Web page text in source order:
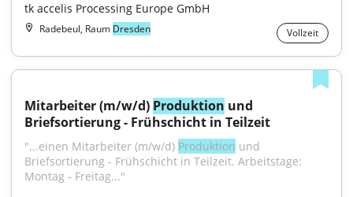
tk accelis Processing Europe GmbH
Radebeul, Raum Dresden Vollzeit
Mitarbeiter (m/w/d) Produktion und
Briefsortierung - Frühschicht in Teilzeit
"...einen Mitarbeiter (m/w/d) Produktion und
Briefsortierung - Frühschicht in Teilzeit. Arbeitstage:
Montag - Freitag..."